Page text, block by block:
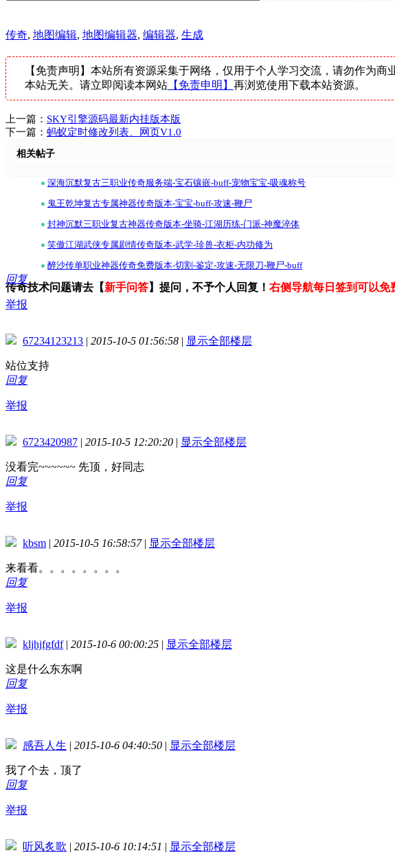
传奇, 地图编辑, 地图编辑器, 编辑器, 生成
【免责声明】本站所有资源采集于网络，仅用于个人学习交流，请勿作为
本站无关。请立即阅读本网站【免责申明】 再浏览使用下载本站资源。
上一篇： SKY引擎源码最新内挂版本版
下一篇： 蚂蚁定时修改列表、网页V1.0
相关帖子
• 深海沉默复古三职业传奇服务端-宝石镶嵌-buff-宠物宝宝-吸魂称号
• 鬼王乾坤复古专属神器传奇版本-宝宝-buff-攻速-鞭尸
• 封神沉默三职业复古神器传奇版本-坐骑-江湖历练-门派-神魔淬体
• 笑傲江湖武侠专属剧情传奇版本-武学-珍兽-衣柜-内功修为
• 醉沙传单职业神器传奇免费版本-切割-鉴定-攻速-无限刀-鞭尸-buff
传奇技术问题请去【新手问答】提问，不予个人回复！ 右侧导航每日签到可以免
回复
举报
67234123213 | 2015-10-5 01:56:58 | 显示全部楼层
站位支持
回复
举报
6723420987 | 2015-10-5 12:20:20 | 显示全部楼层
没看完~~~~~~ 先顶，好同志
回复
举报
kbsm | 2015-10-5 16:58:57 | 显示全部楼层
来看看。。。。。。。。
回复
举报
kljhjfgfdf | 2015-10-6 00:00:25 | 显示全部楼层
这是什么东东啊
回复
举报
感吾人生 | 2015-10-6 04:40:50 | 显示全部楼层
我了个去，顶了
回复
举报
听风炙歌 | 2015-10-6 10:14:51 | 显示全部楼层